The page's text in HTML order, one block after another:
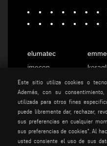
elumatec
imecon
motiqa
stuga
stürtz
voilàp
Español
Este sitio utiliza cookies o
Además, con su
utilizada para otros fines
puede libremente dar, rechazar,
sus preferencias en cualquier
sus preferencias de cookies". Al
usted consiente el uso de sus